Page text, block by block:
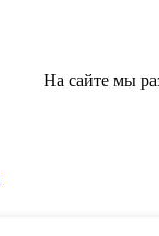
На сайте мы